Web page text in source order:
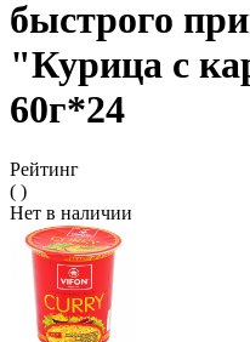
быстрого
"Курица с
60г*24
Рейтинг
( )
Нет в наличии